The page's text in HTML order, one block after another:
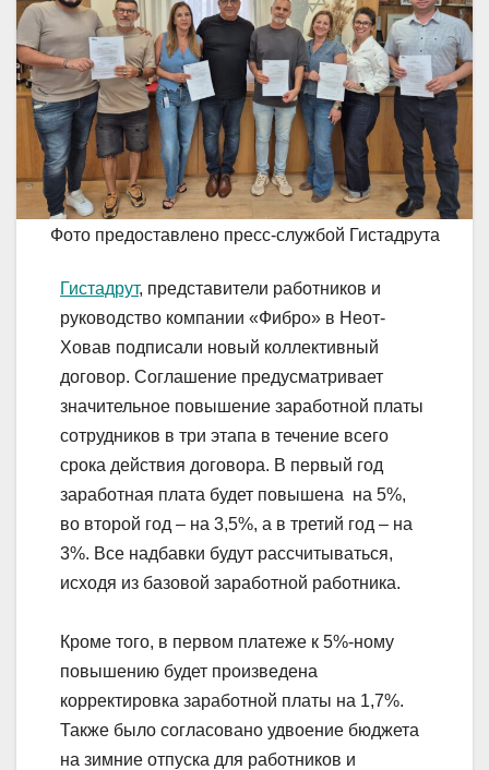
Фото предоставлено пресс-службой Гистадрута
Гистадрут, представители работников и
руководство компании «Фибро» в Неот-
Ховав подписали новый коллективный
договор. Соглашение предусматривает
значительное повышение заработной платы
сотрудников в три этапа в течение всего
срока действия договора. В первый год
заработная плата будет повышена на 5%,
во второй год – на 3,5%, а в третий год – на
3%. Все надбавки будут рассчитываться,
исходя из базовой заработной работника.
Кроме того, в первом платеже к 5%-ному
повышению будет произведена
корректировка заработной платы на 1,7%.
Также было согласовано удвоение бюджета
на зимние отпуска для работников и